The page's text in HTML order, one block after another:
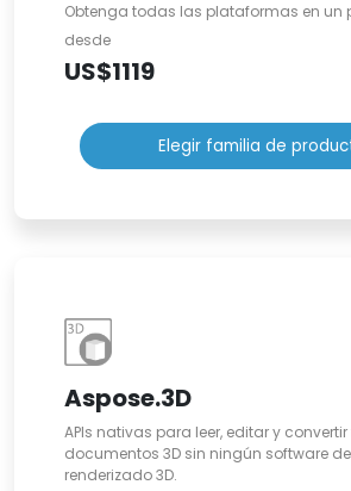
Obtenga todas las plataformas en un
desde
US$1119
Elegir familia de
Aspose.3D
APIs nativas para leer, editar y
documentos 3D sin ningún software
renderizado 3D.